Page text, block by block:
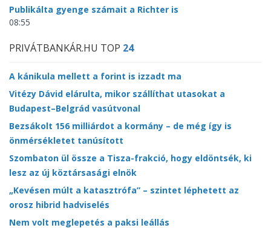
Publikálta gyenge számait a Richter is
08:55
PRIVÁTBANKÁR.HU TOP 24
A kánikula mellett a forint is izzadt ma
Vitézy Dávid elárulta, mikor szállíthat utasokat a
Budapest–Belgrád vasútvonal
Bezsákolt 156 milliárdot a kormány – de még így is
önmérsékletet tanúsított
Szombaton ül össze a Tisza-frakció, hogy eldöntsék, ki
lesz az új köztársasági elnök
„Kevésen múlt a katasztrófa” – szintet léphetett az
orosz hibrid hadviselés
Nem volt meglepetés a paksi leállás